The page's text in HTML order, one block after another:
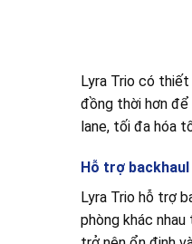
Lyra Trio có
đồng thời hơn để
lane, tối đa hóa
Hỗ trợ
Lyra Trio hỗ trợ
phòng khác